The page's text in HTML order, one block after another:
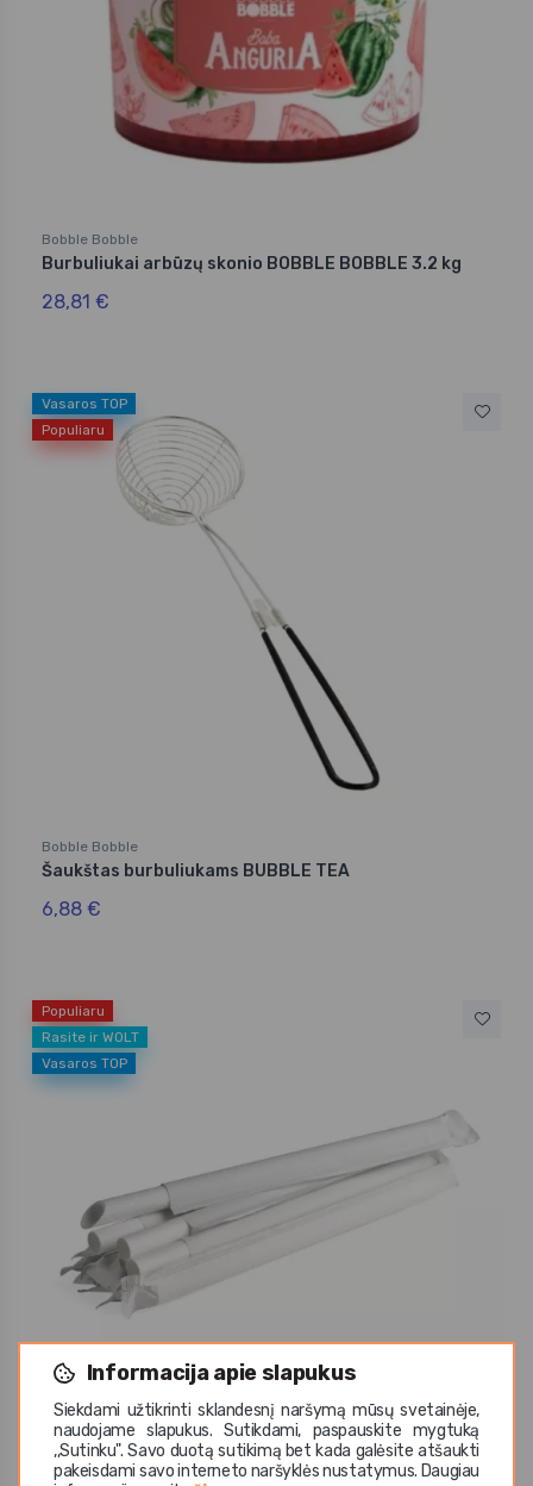
Informacija apie slapukus
Siekdami užtikrinti sklandesnį naršymą mūsų svetainėje,
naudojame slapukus. Sutikdami, paspauskite mygtuką
,,Sutinku". Savo duotą sutikimą bet kada galėsite atšaukti
pakeisdami savo interneto naršyklės nustatymus. Daugiau
Bobble Bobble
Burbuliukai arbūzų skonio BOBBLE BOBBLE 3.2 kg
28,81 €
Vasaros TOP
Populiaru
Bobble Bobble
Šaukštas burbuliukams BUBBLE TEA
6,88 €
Populiaru
Rasite ir WOLT
Vasaros TOP
Bobble Bobble
Šiaudeliai BUBBLE TEA (50 vnt.)